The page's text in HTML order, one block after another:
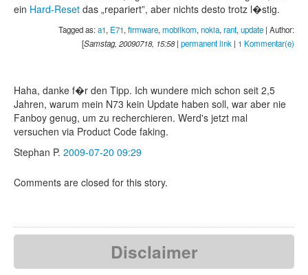
ein Hard-Reset das „repariert”, aber nichts desto trotz l�stig.
Tagged as:a1, E71, firmware, mobilkom, nokia, rant, update | Author:
[Samstag, 20090718, 15:58| permanent link | 1 Kommentar(e)
Haha, danke f�r den Tipp. Ich wundere mich schon seit 2,5
Jahren, warum mein N73 kein Update haben soll, war aber nie
Fanboy genug, um zu recherchieren. Werd's jetzt mal
versuchen via Product Code faking.
Stephan P. 2009-07-20 09:29
Comments are closed for this story.
Disclaimer